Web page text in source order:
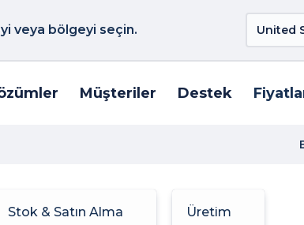
veya bölgeyi seçin.
Müşteriler Destek
Stok & Satın Alma Üretim